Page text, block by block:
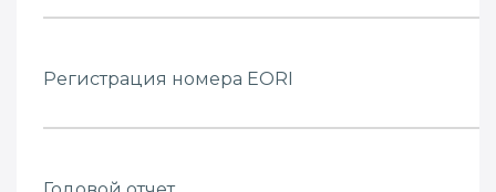
Регистрация номера EORI